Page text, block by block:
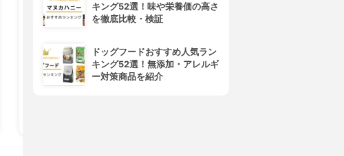
CANMAKE(キャンメイク)
クリームチーク
NARS(ナーズ)
キング52選！味や栄養価の高さ
を徹底比較・検証
ドッグフードおすすめ人気ラン
キング52選！無添加・アレルギ
ー対策商品を紹介